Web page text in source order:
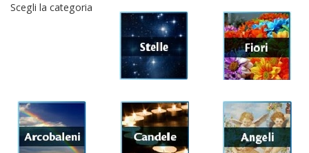
Scegli la categoria